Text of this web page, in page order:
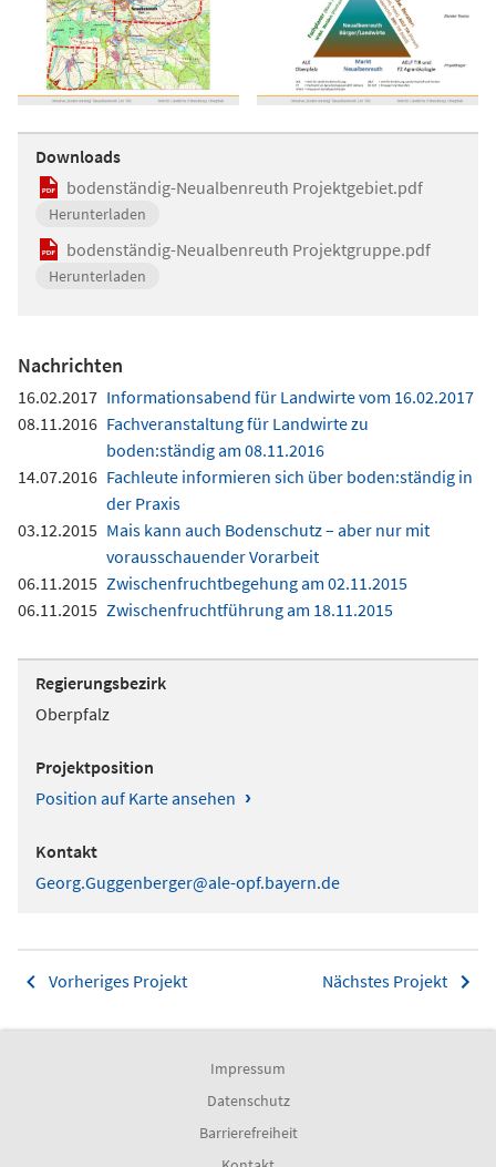
Downloads
bodenständig-Neualbenreuth Projektgebiet.pdf
Herunterladen
bodenständig-Neualbenreuth Projektgruppe.pdf
Herunterladen
Nachrichten
16.02.2017 Informationsabend für Landwirte vom 16.02.2017
08.11.2016 Fachveranstaltung für Landwirte zu
boden:ständig am 08.11.2016
14.07.2016 Fachleute informieren sich über boden:ständig in
der Praxis
03.12.2015 Mais kann auch Bodenschutz – aber nur mit
vorausschauender Vorarbeit
06.11.2015 Zwischenfruchtbegehung am 02.11.2015
06.11.2015 Zwischenfruchtführung am 18.11.2015
Regierungsbezirk
Oberpfalz
Projektposition
Position auf Karte ansehen ›
Kontakt
Georg.Guggenberger@ale-opf.bayern.de
Vorheriges Projekt Nächstes Projekt
Impressum
Datenschutz
Barrierefreiheit